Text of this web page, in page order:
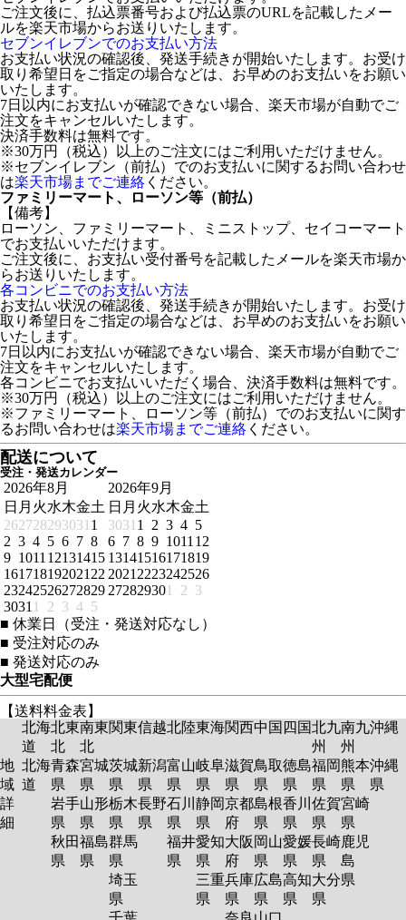
ご注文後に、払込票番号および払込票のURLを記載したメー
ルを楽天市場からお送りいたします。
セブンイレブンでのお支払い方法
お支払い状況の確認後、発送手続きが開始いたします。お受け
取り希望日をご指定の場合などは、お早めのお支払いをお願い
いたします。
7日以内にお支払いが確認できない場合、楽天市場が自動でご
注文をキャンセルいたします。
決済手数料は無料です。
※30万円（税込）以上のご注文にはご利用いただけません。
※セブンイレブン（前払）でのお支払いに関するお問い合わせ
は楽天市場までご連絡 ください。
ファミリーマート、ローソン等（前払）
【備考】
ローソン、ファミリーマート、ミニストップ、セイコーマート
でお支払いいただけます。
ご注文後に、お支払い受付番号を記載したメールを楽天市場か
らお送りいたします。
各コンビニでのお支払い方法
お支払い状況の確認後、発送手続きが開始いたします。お受け
取り希望日をご指定の場合などは、お早めのお支払いをお願い
いたします。
7日以内にお支払いが確認できない場合、楽天市場が自動でご
注文をキャンセルいたします。
各コンビニでお支払いいただく場合、決済手数料は無料です。
※30万円（税込）以上のご注文にはご利用いただけません。
※ファミリーマート、ローソン等（前払）でのお支払いに関す
るお問い合わせは楽天市場までご連絡 ください。
配送について
受注・発送カレンダー
2026年8月
日 月 火水木金土
262728293031 1
2 3 4 5 6 7 8
9 1011 12131415
161718192021 22
23242526272829
3031 1 2 3 4 5
2026年9月
日 月 火水木金土
3031 1 2 3 4 5
6 7 8 9 1011 12
13141516171819
2021 2223242526
272829301 2 3
■ 休業日（受注・発送対応なし）
■ 受注対応のみ
■ 発送対応のみ
大型宅配便
【送料料金表】
北海
道
北東
北
南東
北
関東信越北陸東海関西中国 四国北九
州
南九
州
沖縄
地
域
詳
細
北海
道
青森
県
岩手
県
秋田
県
宮城
県
山形
県
福島
県
茨城
県
栃木
県
群馬
県
埼玉
県
新潟
県
長野
県
富山
県
石川
県
福井
県
岐阜
県
静岡
県
愛知
県
三重
県
滋賀
県
京都
府
大阪
府
兵庫
県
鳥取
県
島根
県
岡山
県
広島
県
徳島
県
香川
県
愛媛
県
高知
県
福岡
県
佐賀
県
長崎
県
大分
県
熊本
県
宮崎
県
鹿児
島
県
沖縄
県